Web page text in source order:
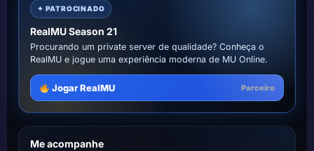
✦ PATROCINADO
RealMU Season 21
Procurando um private server de qualidade? Conheça o
RealMU e jogue uma experiência moderna de MU Online.
Jogar RealMU Parceiro
Me acompanhe